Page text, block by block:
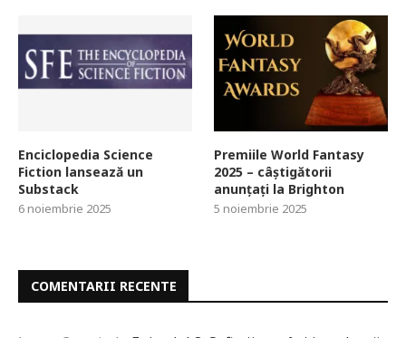
Enciclopedia Science
Fiction lansează un
Substack
6 noiembrie 2025
Premiile World Fantasy
2025 – câștigătorii
anunțați la Brighton
5 noiembrie 2025
COMENTARII RECENTE